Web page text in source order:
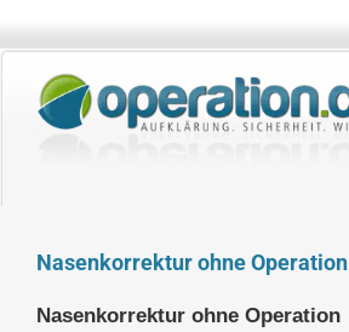
springen
Nasenkorrektur ohne Operation
Nasenkorrektur ohne Operation